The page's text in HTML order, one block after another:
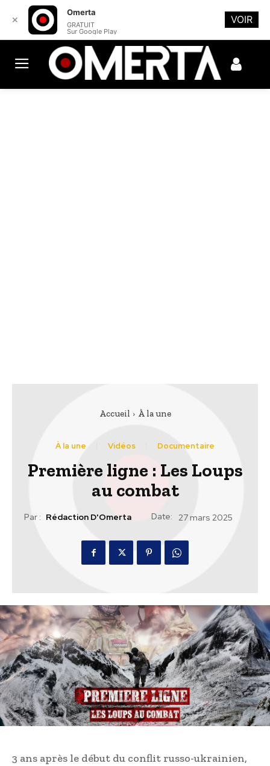
Accueil À la une
À la une Vidéos Documentaire
Première ligne : Les Loups
au combat
Par : Rédaction D'Omerta Date: 27 mars 2025
3 ans après le début du conflit russo-ukrainien,
✕
Omerta
GRATUIT
Sur Google Play
VOIR